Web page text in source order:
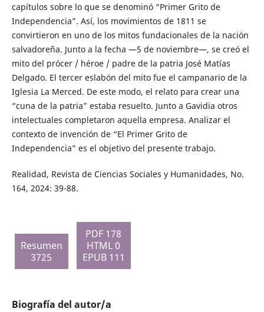
capítulos sobre lo que se denominó “Primer Grito de
Independencia”. Así, los movimientos de 1811 se
convirtieron en uno de los mitos fundacionales de la nación
salvadoreña. Junto a la fecha —5 de noviembre—, se creó el
mito del prócer / héroe / padre de la patria José Matías
Delgado. El tercer eslabón del mito fue el campanario de la
Iglesia La Merced. De este modo, el relato para crear una
“cuna de la patria” estaba resuelto. Junto a Gavidia otros
intelectuales completaron aquella empresa. Analizar el
contexto de invención de “El Primer Grito de
Independencia” es el objetivo del presente trabajo.
Realidad, Revista de Ciencias Sociales y Humanidades, No.
164, 2024: 39-88.
Resumen
3725
PDF 178
HTML 0
EPUB 111
Biografía del autor/a